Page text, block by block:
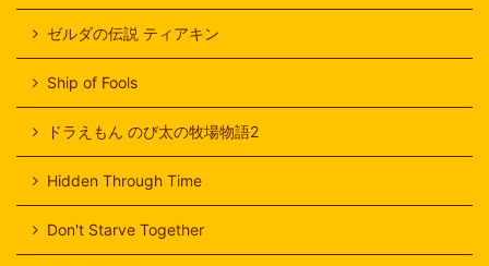
ゼルダの伝説 ティアキン
Ship of Fools
ドラえもん のび太の牧場物語2
Hidden Through Time
Don't Starve Together